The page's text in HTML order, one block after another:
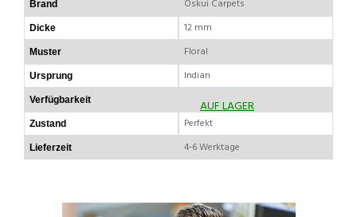
Brand Oskui Carpets
Dicke 12 mm
Muster Floral
Ursprung Indian
Verfügbarkeit AUF LAGER
Zustand Perfekt
Lieferzeit 4-6 Werktage